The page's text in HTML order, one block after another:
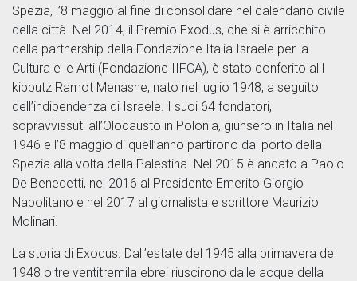
Spezia, l’8 maggio al fine di consolidare nel calendario civile
della città. Nel 2014, il Premio Exodus, che si è arricchito
della partnership della Fondazione Italia Israele per la
Cultura e le Arti (Fondazione IIFCA), è stato conferito al l
kibbutz Ramot Menashe, nato nel luglio 1948, a seguito
dell’indipendenza di Israele. I suoi 64 fondatori,
sopravvissuti all’Olocausto in Polonia, giunsero in Italia nel
1946 e l’8 maggio di quell’anno partirono dal porto della
Spezia alla volta della Palestina. Nel 2015 è andato a Paolo
De Benedetti, nel 2016 al Presidente Emerito Giorgio
Napolitano e nel 2017 al giornalista e scrittore Maurizio
Molinari.
La storia di Exodus. Dall’estate del 1945 alla primavera del
1948 oltre ventitremila ebrei riuscirono dalle acque della